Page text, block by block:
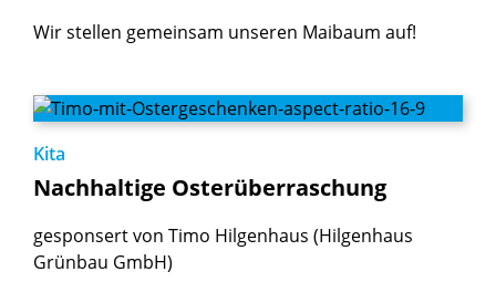
Wir stellen gemeinsam unseren Maibaum auf!
Kita
Nachhaltige Osterüberraschung
gesponsert von Timo Hilgenhaus (Hilgenhaus
Grünbau GmbH)